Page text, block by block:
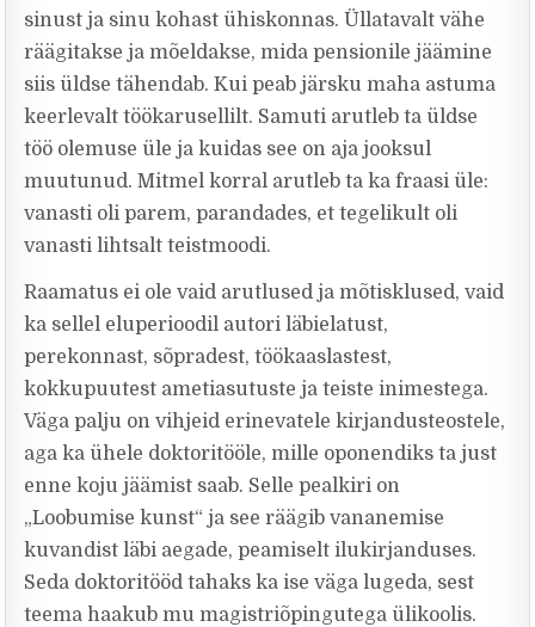
sinust ja sinu kohast ühiskonnas. Üllatavalt vähe
räägitakse ja mõeldakse, mida pensionile jäämine
siis üldse tähendab. Kui peab järsku maha astuma
keerlevalt töökarusellilt. Samuti arutleb ta üldse
töö olemuse üle ja kuidas see on aja jooksul
muutunud. Mitmel korral arutleb ta ka fraasi üle:
vanasti oli parem, parandades, et tegelikult oli
vanasti lihtsalt teistmoodi.
Raamatus ei ole vaid arutlused ja mõtisklused, vaid
ka sellel eluperioodil autori läbielatust,
perekonnast, sõpradest, töökaaslastest,
kokkupuutest ametiasutuste ja teiste inimestega.
Väga palju on vihjeid erinevatele kirjandusteostele,
aga ka ühele doktoritööle, mille oponendiks ta just
enne koju jäämist saab. Selle pealkiri on
„Loobumise kunst“ ja see räägib vananemise
kuvandist läbi aegade, peamiselt ilukirjanduses.
Seda doktoritööd tahaks ka ise väga lugeda, sest
teema haakub mu magistriõpingutega ülikoolis.